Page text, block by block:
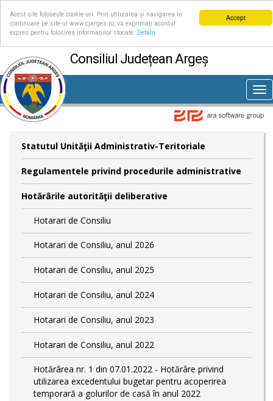
Accept
Acest site folosește cookie-uri. Prin utilizarea și navigarea în
continuare pe site-ul www.cjarges.ro, vă exprimați acordul
expres pentru folosirea informațiilor stocate.
Detalii
Consiliul Județean Argeș
Statutul Unităţii Administrativ-Teritoriale
Regulamentele privind procedurile administrative
Hotărârile autorităţii deliberative
Hotarari de Consiliu
Hotarari de Consiliu, anul 2026
Hotarari de Consiliu, anul 2025
Hotarari de Consiliu, anul 2024
Hotarari de Consiliu, anul 2023
Hotarari de Consiliu, anul 2022
Hotărârea nr. 1 din 07.01.2022 - Hotărâre privind
utilizarea excedentului bugetar pentru acoperirea
temporară a golurilor de casă în anul 2022